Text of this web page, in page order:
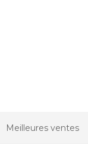
Meilleures ventes